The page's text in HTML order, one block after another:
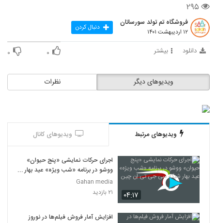
۲۹۵
فروشگاه تم تولد سورساتان
۱۲ اردیبهشت ۱۴۰۱ دنبال کردن
دانلود بیشتر ۰ ۰
نظرات ویدیوهای دیگر
ویدیوهای مرتبط ویدیوهای کانال
۰۴:۱۷
اجرای حرکات نمایشی «پنج حیوان»
ووشو در برنامه «شب ویژه» عید بهار
شبکه سی جی تی اِن چین
Gahan media
۲۱ بازدید
افزایش آمار فروش فیلم‌ها در نوروز